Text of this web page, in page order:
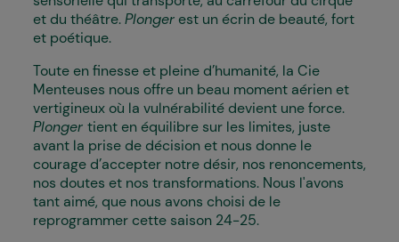
et du théâtre.Plonger est un écrin de beauté, fort
et poétique.
Toute en finesse et pleine d’humanité, la Cie
Menteuses nous offre un beau moment aérien et
vertigineux où la vulnérabilité devient une force.
Plonger tient en équilibre sur les limites, juste
avant la prise de décision et nous donne le
courage d’accepter notre désir, nos renoncements,
nos doutes et nos transformations. Nous l'avons
tant aimé, que nous avons choisi de le
reprogrammer cette saison 24-25.